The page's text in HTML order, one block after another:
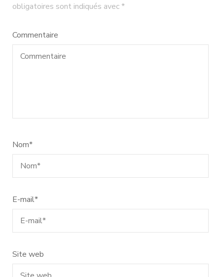
obligatoires sont indiqués avec*
Commentaire
Nom*
E-mail*
Site web